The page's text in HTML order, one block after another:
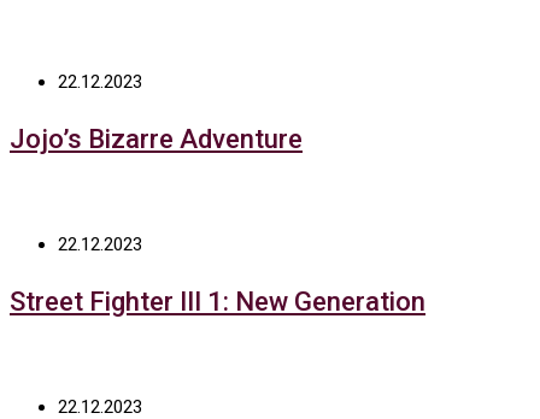
22.12.2023
Jojo’s Bizarre Adventure
22.12.2023
Street Fighter III 1: New Generation
22.12.2023